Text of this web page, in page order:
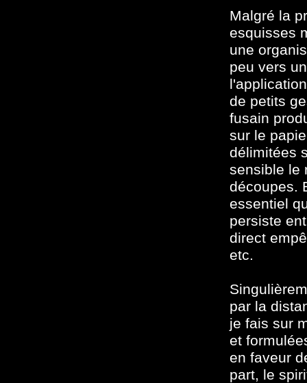
Malgré la
esquisses
une
peu vers
de petits
fusain
sur le
délimitées
sensible le
découpes.
essentiel
persiste
direct
etc.
par la
je fais sur
et
en faveur
part, le